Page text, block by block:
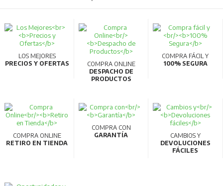
LOS MEJORES
PRECIOS Y OFERTAS
COMPRA ONLINE
DESPACHO DE
PRODUCTOS
COMPRA FÁCIL Y
100% SEGURA
COMPRA ONLINE
RETIRO EN TIENDA
COMPRA CON
GARANTÍA
CAMBIOS Y
DEVOLUCIONES
FÁCILES